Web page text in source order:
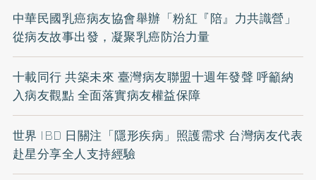
中華民國乳癌病友協會舉辦「粉紅『陪』力共識營」
從病友故事出發，凝聚乳癌防治力量
十載同行 共築未來 臺灣病友聯盟十週年發聲 呼籲納
入病友觀點 全面落實病友權益保障
世界 IBD 日關注「隱形疾病」照護需求 台灣病友代表
赴星分享全人支持經驗